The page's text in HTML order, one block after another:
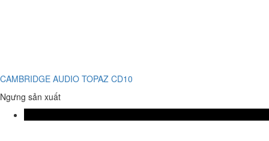
CAMBRIDGE AUDIO TOPAZ CD10
Ngưng sản xuất